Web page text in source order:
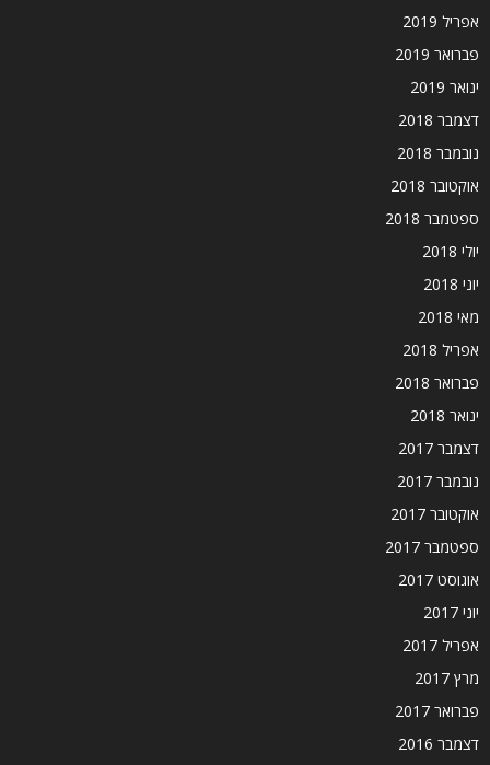
אפריל 2019
פברואר 2019
ינואר 2019
דצמבר 2018
נובמבר 2018
אוקטובר 2018
ספטמבר 2018
יולי 2018
יוני 2018
מאי 2018
אפריל 2018
פברואר 2018
ינואר 2018
דצמבר 2017
נובמבר 2017
אוקטובר 2017
ספטמבר 2017
אוגוסט 2017
יוני 2017
אפריל 2017
מרץ 2017
פברואר 2017
דצמבר 2016